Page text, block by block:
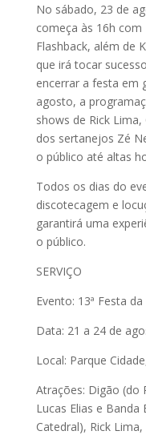
No sábado, 23 de
começa às 16h com
Flashback, além de
que irá tocar
encerrar a festa em
agosto, a
shows de Rick
dos sertanejos Zé
o público até altas
Todos os dias do
discotecagem e
garantirá uma
o público.
SERVIÇO
Evento: 13ª Festa
Data: 21 a 24 de
Local: Parque
Atrações: Digão (do
Lucas Elias e Banda
Catedral), Rick